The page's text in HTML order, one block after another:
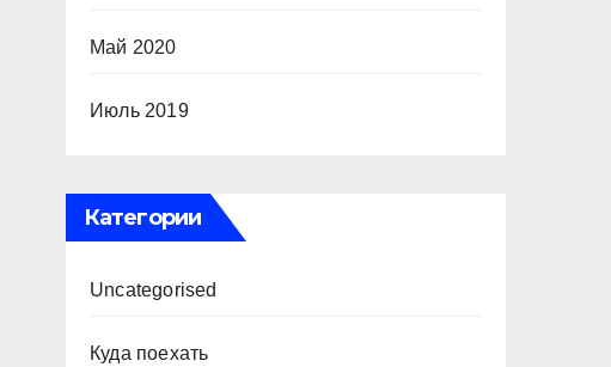
Май 2020
Июль 2019
Категории
Uncategorised
Куда поехать